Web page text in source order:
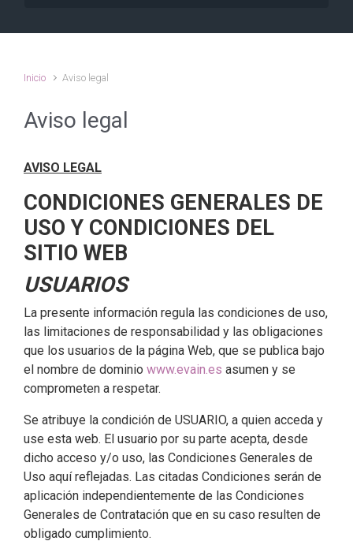
Inicio Aviso legal
Aviso legal
AVISO LEGAL
CONDICIONES GENERALES DE
USO Y CONDICIONES DEL
SITIO WEB
USUARIOS
La presente información regula las condiciones de uso,
las limitaciones de responsabilidad y las obligaciones
que los usuarios de la página Web, que se publica bajo
el nombre de dominio www.evain.es asumen y se
comprometen a respetar.
Se atribuye la condición de USUARIO, a quien acceda y
use esta web. El usuario por su parte acepta, desde
dicho acceso y/o uso, las Condiciones Generales de
Uso aquí reflejadas. Las citadas Condiciones serán de
aplicación independientemente de las Condiciones
Generales de Contratación que en su caso resulten de
obligado cumplimiento.